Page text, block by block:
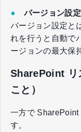
● バージョン設定
バージョン設定と
れを行うと自動で
ージョンの最大保
SharePoint リ
こと）
一方で SharePoint
す。